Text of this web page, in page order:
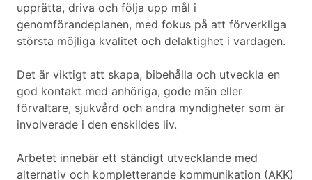
upprätta, driva och följa upp mål i
genomförandeplanen, med fokus på att förverkliga
största möjliga kvalitet och delaktighet i vardagen.
Det är viktigt att skapa, bibehålla och utveckla en
god kontakt med anhöriga, gode män eller
förvaltare, sjukvård och andra myndigheter som är
involverade i den enskildes liv.
Arbetet innebär ett ständigt utvecklande med
alternativ och kompletterande kommunikation (AKK)